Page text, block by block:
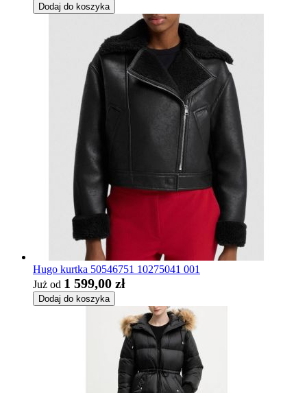
Dodaj do koszyka
Hugo kurtka 50546751 10275041 001
Już od 1 599,00 zł
Dodaj do koszyka